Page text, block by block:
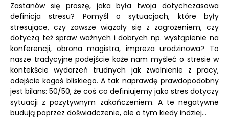
Zastanów się proszę, jaka była twoja dotychczasowa
definicja stresu? Pomyśl o sytuacjach, które były
stresujące, czy zawsze wiązały się z zagrożeniem, czy
dotyczą też spraw ważnych i dobrych np. wystąpienie na
konferencji, obrona magistra, impreza urodzinowa? To
nasze tradycyjne podejście każe nam myśleć o stresie w
kontekście wydarzeń trudnych jak zwolnienie z pracy,
odejście kogoś bliskiego. A tak naprawdę prawdopodobny
jest bilans: 50/50, że coś co definiujemy jako stres dotyczy
sytuacji z pozytywnym zakończeniem. A te negatywne
budują poprzez doświadczenie, ale o tym kiedy indziej…